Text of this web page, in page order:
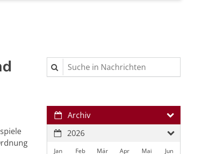
Suche in Nachrichten
Archiv
2026
Jan Feb Mär Apr Mai Jun